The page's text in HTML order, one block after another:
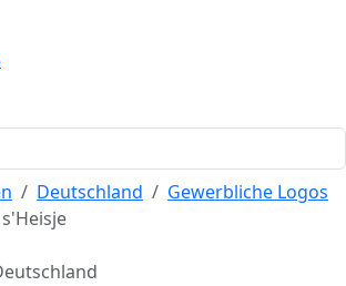
Deutschland
Gewerbliche Logos